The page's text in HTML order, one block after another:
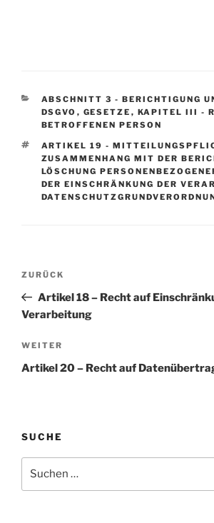
KATEGORIEN
ABSCHNITT 3 - BERICHTIGUNG
DSGVO , GESETZE , KAPITEL III -
BETROFFENEN PERSON
SCHLAGWÖRTER
ARTIKEL 19 -
ZUSAMMENHANG MIT DER
LÖSCHUNG
DER EINSCHRÄNKUNG DER
Beitragsnavigation
Vorheriger
Beitrag
ZURÜCK
Artikel 18 – Recht auf
Verarbeitung
Nächster
Beitrag
WEITER
Artikel 20 – Recht auf
SUCHE
nach: